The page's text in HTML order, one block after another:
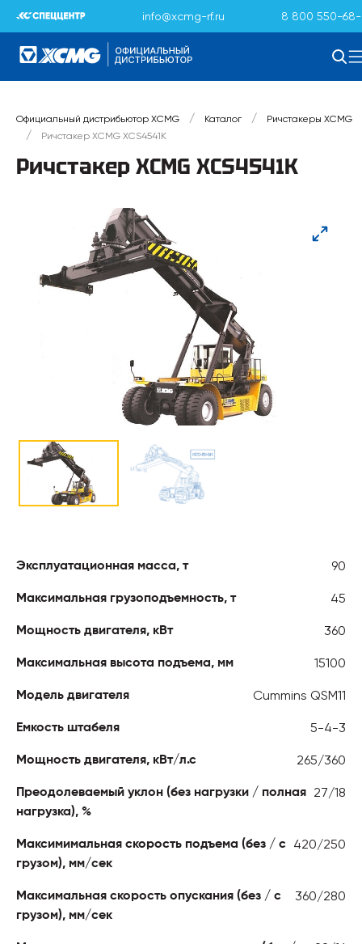
info@xcmg-rf.ru 8 800 550-68-
Официальный дистрибьютор XCMG / Каталог / Ричстакеры XCMG
/ Ричстакер XCMG XCS4541K
Ричстакер XCMG XCS4541K
Эксплуатационная масса, т 90
Максимальная грузоподъемность, т 45
Мощность двигателя, кВт 360
Максимальная высота подъема, мм 15100
Модель двигателя Cummins QSM11
Емкость штабеля 5-4-3
Мощность двигателя, кВт/л.с 265/360
Преодолеваемый уклон (без нагрузки / полная
нагрузка), %
27/18
Максимимальная скорость подъема (без / с
грузом), мм/сек
420/250
Максимальная скорость опускания (без / с
грузом), мм/сек
360/280